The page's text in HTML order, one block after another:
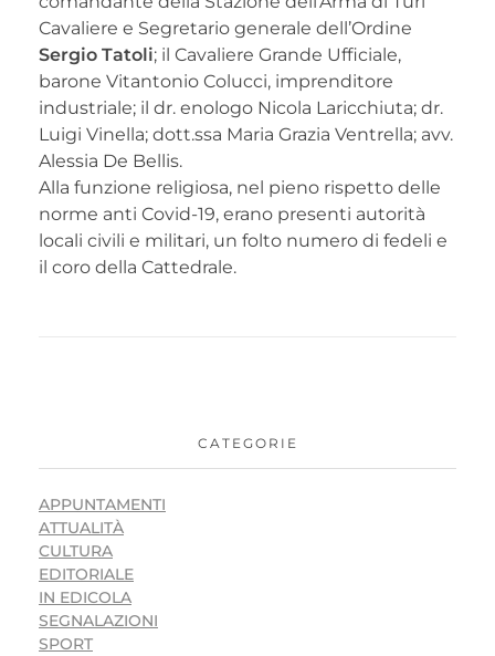
Cavaliere e Segretario generale dell’Ordine
Sergio Tatoli; il Cavaliere Grande Ufficiale,
barone Vitantonio Colucci, imprenditore
industriale; il dr. enologo Nicola Laricchiuta; dr.
Luigi Vinella; dott.ssa Maria Grazia Ventrella; avv.
Alessia De Bellis.
Alla funzione religiosa, nel pieno rispetto delle
norme anti Covid-19, erano presenti autorità
locali civili e militari, un folto numero di fedeli e
il coro della Cattedrale.
CATEGORIE
APPUNTAMENTI
ATTUALITÀ
CULTURA
EDITORIALE
IN EDICOLA
SEGNALAZIONI
SPORT